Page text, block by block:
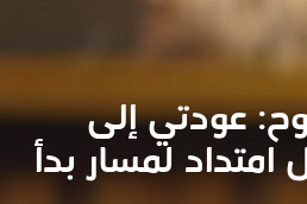
عودتي إلى
لمسار بدأ